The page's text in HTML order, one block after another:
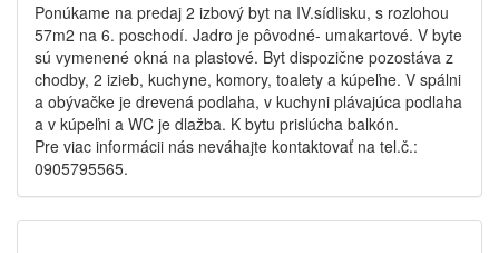
Ponúkame na predaj 2 izbový byt na IV.sídlisku, s rozlohou
57m2 na 6. poschodí. Jadro je pôvodné- umakartové. V byte
sú vymenené okná na plastové. Byt dispozične pozostáva z
chodby, 2 izieb, kuchyne, komory, toalety a kúpeľne. V spálni
a obývačke je drevená podlaha, v kuchyni plávajúca podlaha
a v kúpeľni a WC je dlažba. K bytu prislúcha balkón.
Pre viac informácii nás neváhajte kontaktovať na tel.č.:
0905795565.